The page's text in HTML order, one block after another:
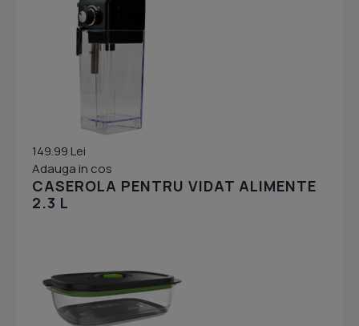
149.99 Lei
Adauga in cos
CASEROLA PENTRU VIDAT ALIMENTE
2.3 L